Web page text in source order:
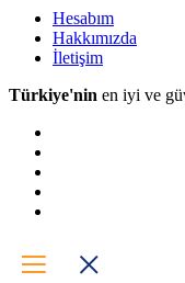
Hesabım
Hakkımızda
İletişim
Türkiye'nin en iyi ve